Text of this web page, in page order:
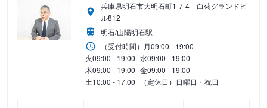
兵庫県明石市大明石町1-7-4 白菊グランドビ
ル812
明石/山陽明石駅
（受付時間） 月09:00 - 19:00
火09:00 - 19:00 水09:00 - 19:00
木09:00 - 19:00 金09:00 - 19:00
土10:00 - 17:00 （定休日）日曜日・祝日